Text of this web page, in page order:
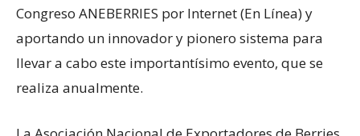
Congreso ANEBERRIES por Internet (En Línea) y
aportando un innovador y pionero sistema para
llevar a cabo este importantísimo evento, que se
realiza anualmente.